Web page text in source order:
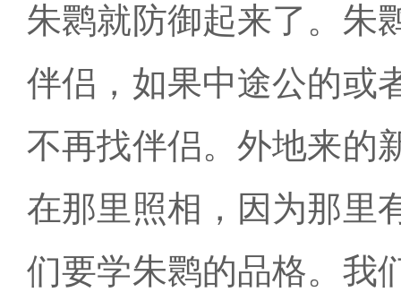
朱鹮就防御起来了。朱
伴侣，如果中途公的或
不再找伴侣。外地来的
在那里照相，因为那里
们要学朱鹮的品格。我